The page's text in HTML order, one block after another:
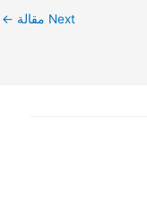
Next مقالة ←